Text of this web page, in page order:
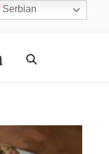
youtube
Serbian